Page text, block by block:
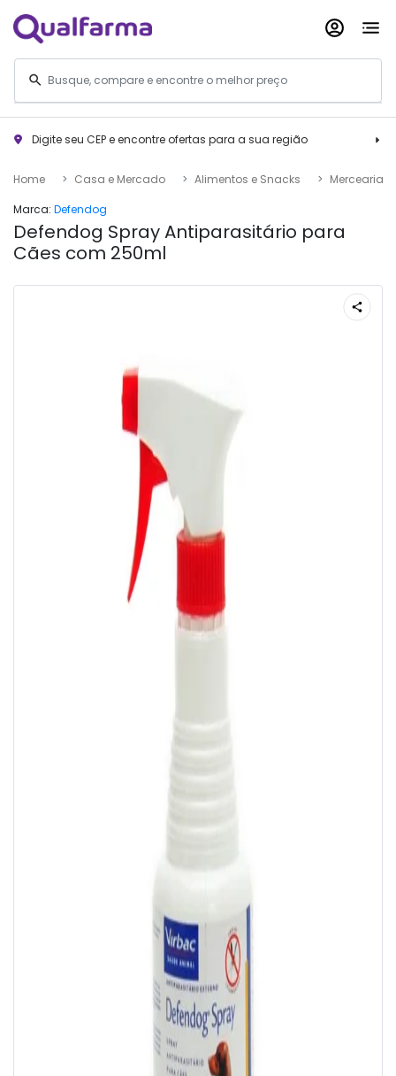
Digite seu CEP e encontre ofertas para a sua região
Home Casa e Mercado Alimentos e Snacks
Mercearia
Marca: Defendog
Defendog Spray Antiparasitário para
Cães com 250ml